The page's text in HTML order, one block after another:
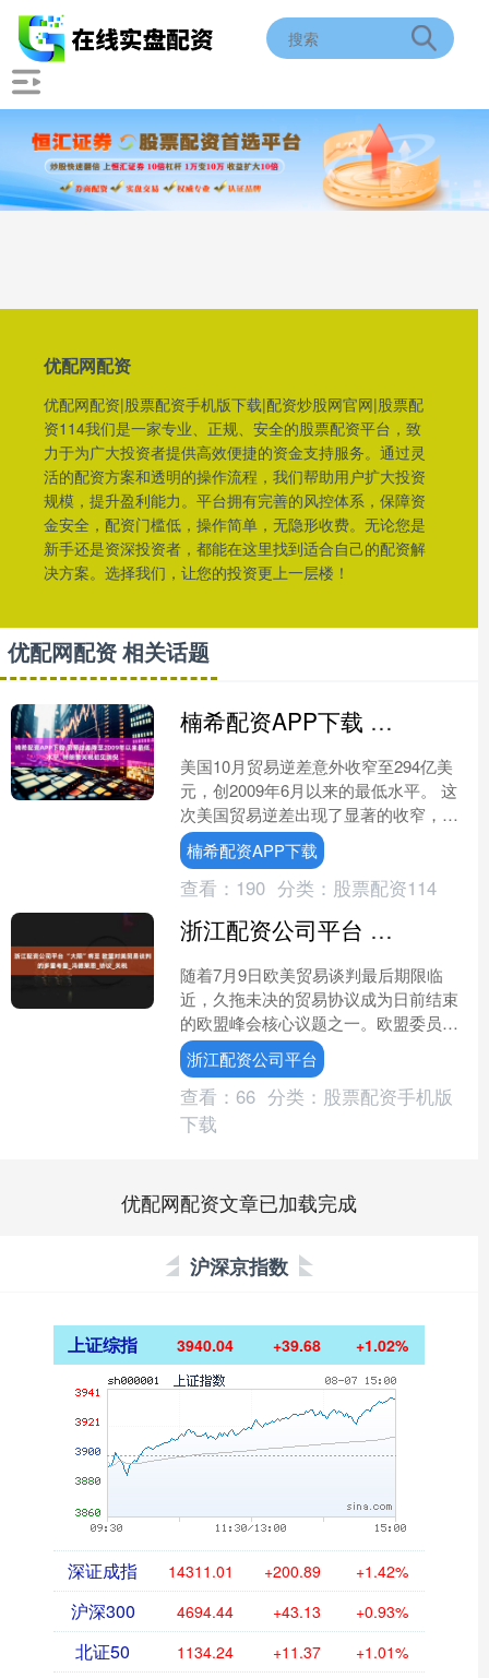
优配网配资
优配网配资|股票配资手机版下载|配资炒股网官网|股票配
资114我们是一家专业、正规、安全的股票配资平台，致
力于为广大投资者提供高效便捷的资金支持服务。通过灵
活的配资方案和透明的操作流程，我们帮助用户扩大投资
规模，提升盈利能力。平台拥有完善的风控体系，保障资
金安全，配资门槛低，操作简单，无隐形收费。无论您是
新手还是资深投资者，都能在这里找到适合自己的配资解
决方案。选择我们，让您的投资更上一层楼！
优配网配资 相关话题
楠希配资APP下载 贸易逆差降至2009年以来最低水平, 特朗普关税初见端倪
美国10月贸易逆差意外收窄至294亿美
元，创2009年6月以来的最低水平。 这
次美国贸易逆差出现了显著的收窄，主
要归因于进口额的急剧下降和出口的温
和增长。具体来....
楠希配资APP下载
查看： 190 分类： 股票配资114
浙江配资公司平台 “大限”将至 欧盟对美贸易谈判的多重考量_冯德莱恩_协议_关税
随着7月9日欧美贸易谈判最后期限临
近，久拖未决的贸易协议成为日前结束
的欧盟峰会核心议题之一。欧盟委员会
主席冯德莱恩在峰会期间说，欧盟已收
到美国就关税问题提出的“....
浙江配资公司平台
查看： 66 分类： 股票配资手机版
下载
优配网配资文章已加载完成
沪深京指数
上证综指 3940.04 +39.68 +1.02%
深证成指 14311.01 +200.89 +1.42%
沪深300 4694.44 +43.13 +0.93%
北证50 1134.24 +11.37 +1.01%